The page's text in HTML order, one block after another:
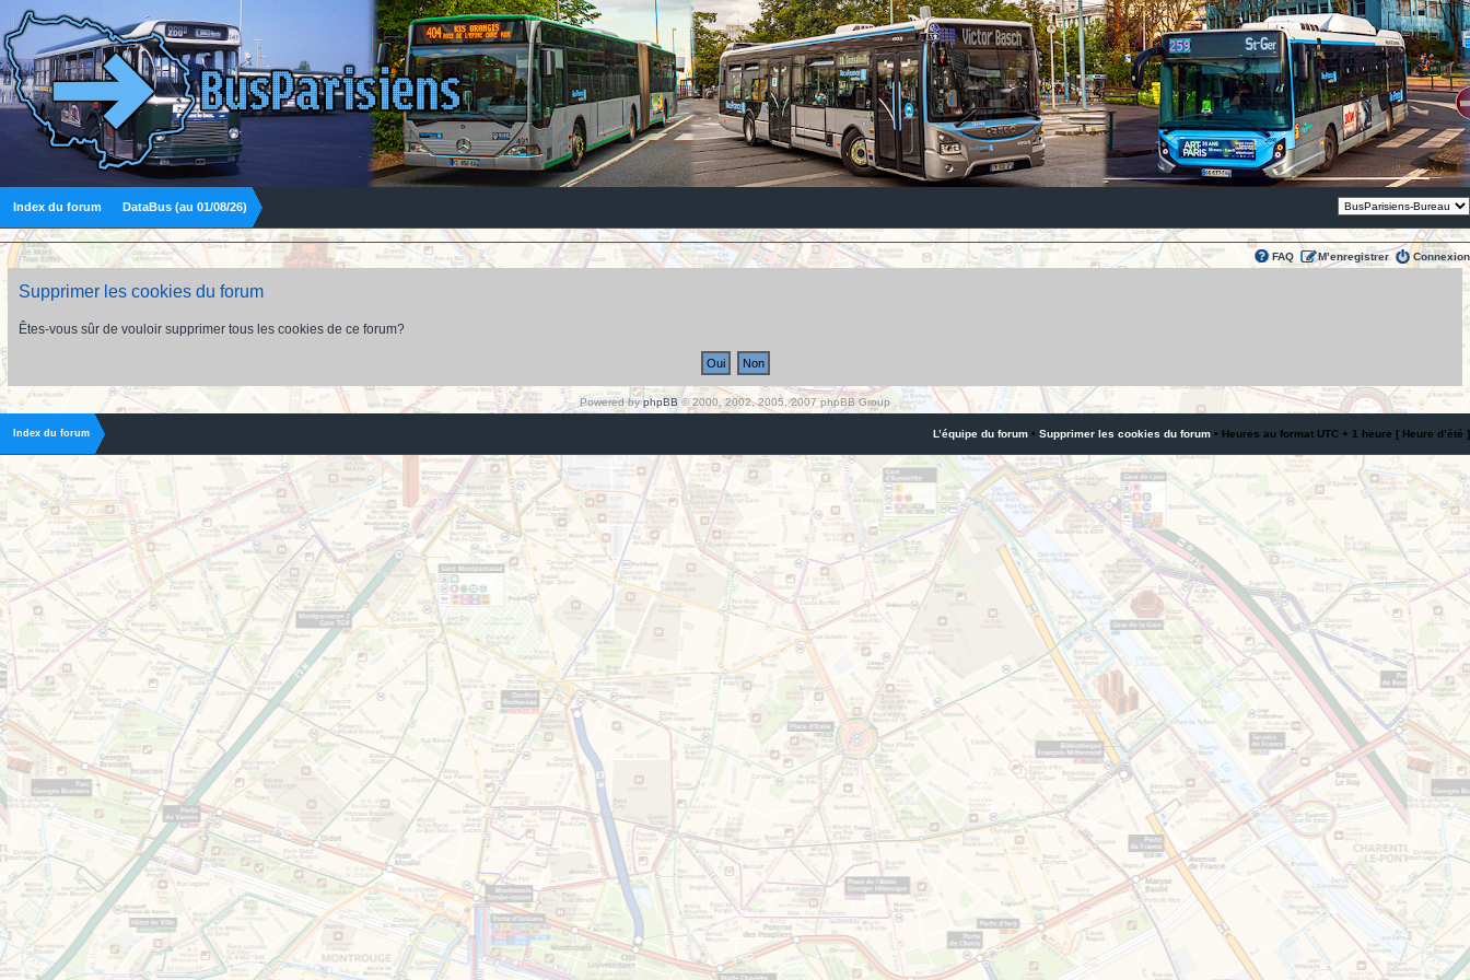
Index du forum DataBus (au 01/08/26)
FAQ M’enregistrer Connexion
Supprimer les cookies du forum
Êtes-vous sûr de vouloir supprimer tous les cookies de ce forum?
Powered byphpBB© 2000, 2002, 2005, 2007 phpBB Group
Index du forum L’équipe du forum • Supprimer les cookies du forum • Heures au format UTC + 1 heure [ Heure d’été ]